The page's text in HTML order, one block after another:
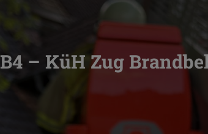
B4 – KüH Zug